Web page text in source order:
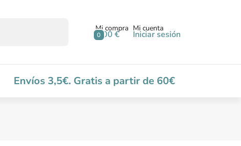
0
Mi compra
0,00 €
Mi cuenta
Iniciar sesión
Envíos 3,5€. Gratis a partir de 60€